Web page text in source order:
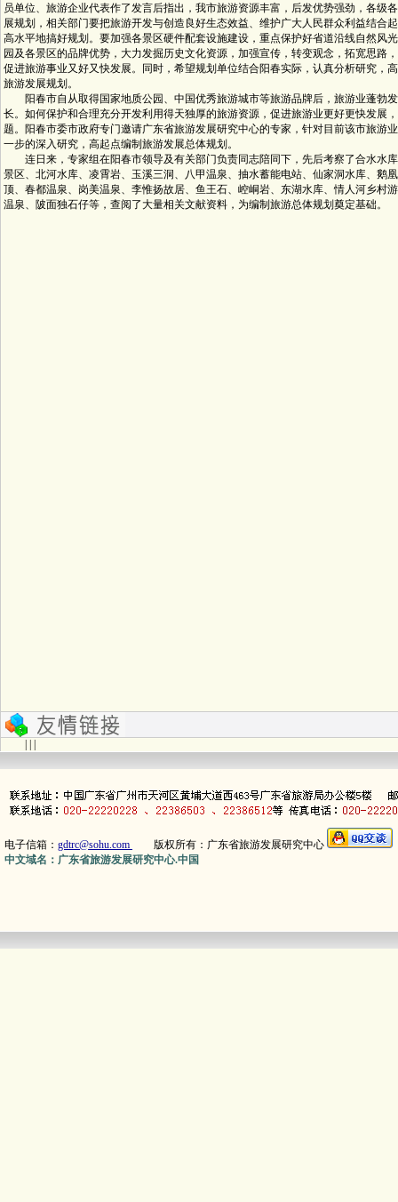
员单位、旅游企业代表作了发言后指出，我市旅游资源丰富，后发优势强劲，各级
展规划，相关部门要把旅游开发与创造良好生态效益、维护广大人民群众利益结合
高水平地搞好规划。要加强各景区硬件配套设施建设，重点保护好省道沿线自然风
园及各景区的品牌优势，大力发掘历史文化资源，加强宣传，转变观念，拓宽思路
促进旅游事业又好又快发展。同时，希望规划单位结合阳春实际，认真分析研究，
旅游发展规划。
阳春市自从取得国家地质公园、中国优秀旅游城市等旅游品牌后，旅游业蓬勃
长。如何保护和合理充分开发利用得天独厚的旅游资源，促进旅游业更好更快发展
题。阳春市委市政府专门邀请广东省旅游发展研究中心的专家，针对目前该市旅游
一步的深入研究，高起点编制旅游发展总体规划。
连日来，专家组在阳春市领导及有关部门负责同志陪同下，先后考察了合水水
景区、北河水库、凌霄岩、玉溪三洞、八甲温泉、抽水蓄能电站、仙家洞水库、鹅
顶、春都温泉、岗美温泉、李惟扬故居、鱼王石、崆峒岩、东湖水库、情人河乡村
温泉、陂面独石仔等，查阅了大量相关文献资料，为编制旅游总体规划奠定基础。
电子信箱： gdtrc@sohu.com 版权所有：广东省旅游发展研究中心
中文域名：广东省旅游发展研究中心.中国